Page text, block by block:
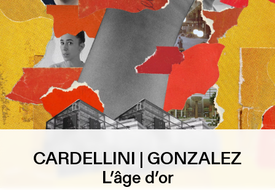
CARDELLINI | GONZALEZ
L’âge d’or